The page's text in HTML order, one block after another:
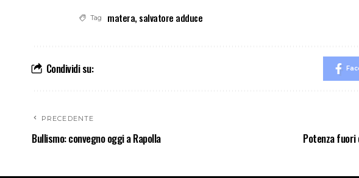
Tag matera, salvatore adduce
Condividi su:
PRECEDENTE
Bullismo: convegno oggi a Rapolla Potenza fuori